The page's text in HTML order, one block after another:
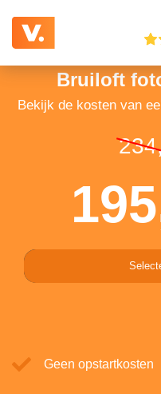
Bruiloft
Bekijk de kosten van
Geen opstartkosten